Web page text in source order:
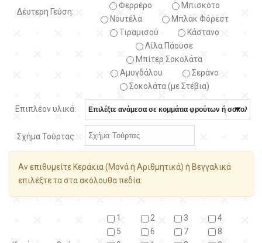
Δέυτερη Γεύση:
Φερρέρο
Μπισκότο
Νουτέλα
Μπλακ Φόρεστ
Τιραμισού
Κάστανο
Λίλα Πάουσε
Μπίτερ Σοκολάτα
Αμυγδάλου
Σεράνο
Σοκολάτα (με Στέβια)
Επιπλέον υλικά:
Σχήμα Τούρτας
Αν επιθυμείτε Κεράκια (Μονά ή Αριθμητικά) ή Βεγγαλικά
επιλέξτε τα στα ακόλουθα πεδία:
1 2 3
4
5
6 7
8